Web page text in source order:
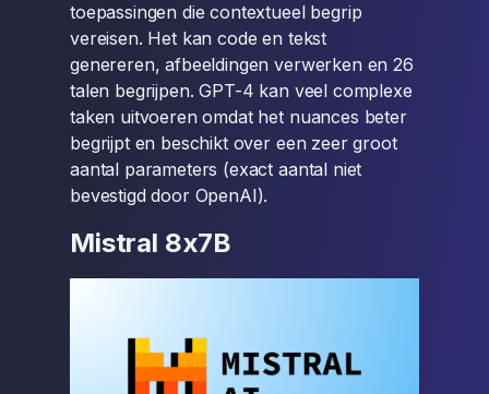
toepassingen die contextueel begrip
vereisen. Het kan code en tekst
genereren, afbeeldingen verwerken en 26
talen begrijpen. GPT-4 kan veel complexe
taken uitvoeren omdat het nuances beter
begrijpt en beschikt over een zeer groot
aantal parameters (exact aantal niet
bevestigd door OpenAI).
Mistral 8x7B